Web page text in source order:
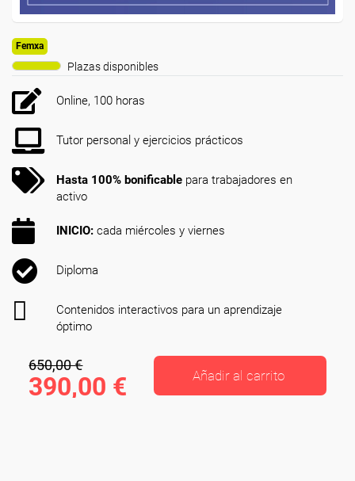
Femxa
Plazas disponibles
Online, 100 horas
Tutor personal y ejercicios prácticos
Hasta 100% bonificable para trabajadores en
activo
INICIO: cada miércoles y viernes
Diploma
Contenidos interactivos para un aprendizaje
óptimo
650,00 €
390,00 € Añadir al carrito